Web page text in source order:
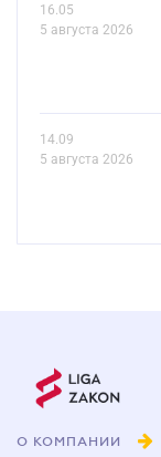
16.05
5 августа 2026
14.09
5 августа 2026
О КОМПАНИИ